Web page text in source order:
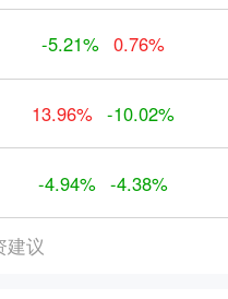
-5.21% 0.76%
13.96% -10.02%
-4.94% -4.38%
建议